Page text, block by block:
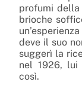
profumi
brioche
deve il suo
suggerì la
nel 1926,
così.